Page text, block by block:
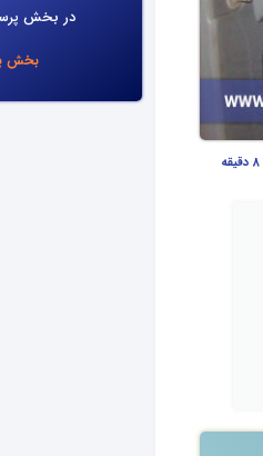
8 دقیقه
در بخش
بخش